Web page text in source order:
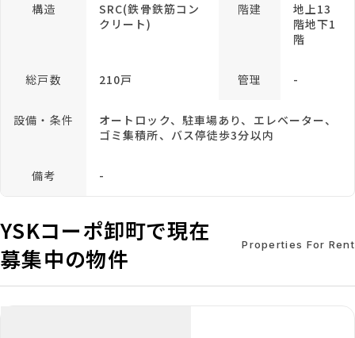
ご購入の流れ・諸費用 keyboard_arrow_right
構造
SRC(鉄骨鉄筋コン
クリート)
階建
地上13
階地下1
階
総戸数 210戸 管理 -
設備・条件
オートロック、駐車場あり、エレベーター、
ゴミ集積所、バス停徒歩3分以内
備考 -
YSKコーポ卸町で現在
募集中の物件
Properties For Rent